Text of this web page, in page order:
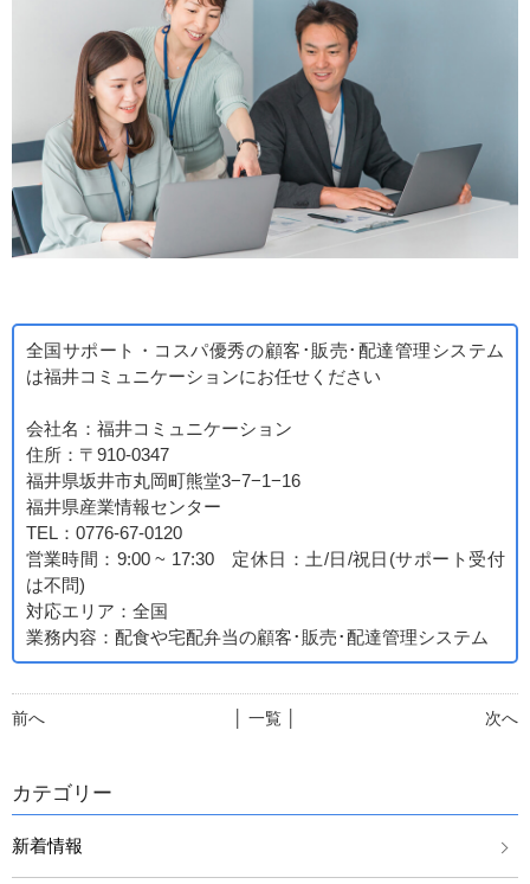
全国サポート・コスパ優秀の顧客･販売･配達管理システム
は福井コミュニケーションにお任せください
会社名：福井コミュニケーション
住所：〒910-0347
福井県坂井市丸岡町熊堂3−7−1−16
福井県産業情報センター
TEL：0776-67-0120
営業時間：9:00 ~ 17:30 定休日：土/日/祝日(サポート受付
は不問)
対応エリア：全国
業務内容：配食や宅配弁当の顧客･販売･配達管理システム
前へ 次へ
│ 一覧 │
カテゴリー
新着情報